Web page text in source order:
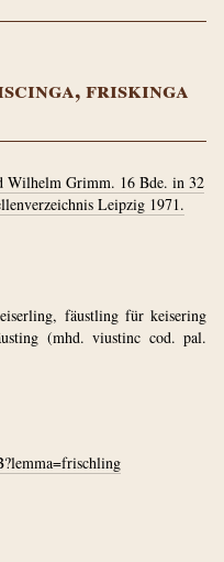
friskinga
Wilhelm Grimm. 16 Bde. in 32
Leipzig 1971.
fäustling für keisering
(mhd. viustinc cod. pal.